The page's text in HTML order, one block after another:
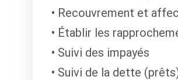
Recouvrement et
Établir les
Suivi des impayés
Suivi de la dette